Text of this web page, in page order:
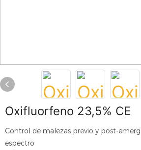
Oxifluorfeno 23,5% CE
Control de malezas previo y post-
espectro